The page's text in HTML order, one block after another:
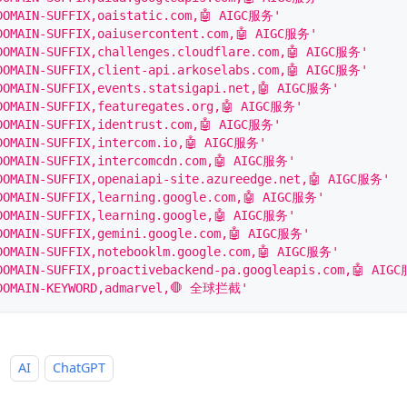
SUFFIX,oaistatic.com,🤖 AIGC服务'
SUFFIX,oaiusercontent.com,🤖 AIGC服务'
SUFFIX,challenges.cloudflare.com,🤖 AIGC服务'
SUFFIX,client-api.arkoselabs.com,🤖 AIGC服务'
SUFFIX,events.statsigapi.net,🤖 AIGC服务'
SUFFIX,featuregates.org,🤖 AIGC服务'
SUFFIX,identrust.com,🤖 AIGC服务'
SUFFIX,intercom.io,🤖 AIGC服务'
SUFFIX,intercomcdn.com,🤖 AIGC服务'
SUFFIX,openaiapi-site.azureedge.net,🤖 AIGC服务'
SUFFIX,learning.google.com,🤖 AIGC服务'
SUFFIX,learning.google,🤖 AIGC服务'
SUFFIX,gemini.google.com,🤖 AIGC服务'
SUFFIX,notebooklm.google.com,🤖 AIGC服务'
SUFFIX,proactivebackend-pa.googleapis.com,🤖 AIGC
KEYWORD,admarvel,🛑 全球拦截'
AI ChatGPT